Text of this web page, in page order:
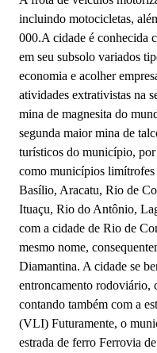
incluindo motocicletas,
000.A cidade é conhecida
em seu subsolo variados
economia e acolher
atividades extrativistas na
mina de magnesita do
segunda maior mina de
turísticos do município, por
como municípios
Basílio, Aracatu, Rio de
Ituaçu, Rio do Antônio,
com a cidade de Rio de
mesmo nome,
Diamantina. A cidade se
entroncamento
contando também com a
(VLI) Futuramente, o
estrada de ferro Ferrovia